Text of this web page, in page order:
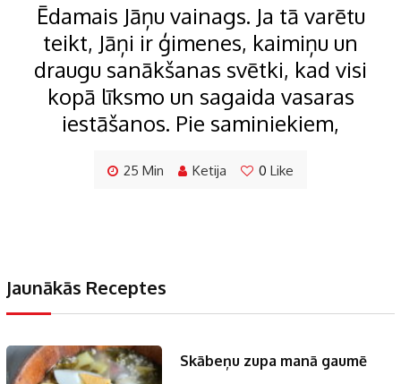
Ēdamais Jāņu vainags. Ja tā varētu
teikt, Jāņi ir ģimenes, kaimiņu un
draugu sanākšanas svētki, kad visi
kopā līksmo un sagaida vasaras
iestāšanos. Pie saminiekiem,
25 Min Ketija 0 Like
Jaunākās Receptes
Skābeņu zupa manā gaumē